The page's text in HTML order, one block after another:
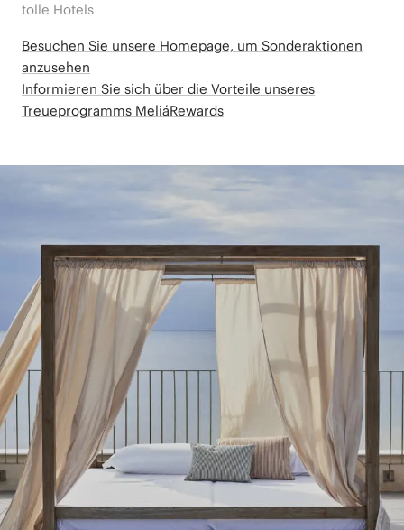
tolle Hotels
Besuchen Sie unsere Homepage, um Sonderaktionen
anzusehen
Informieren Sie sich über die Vorteile unseres
Treueprogramms MeliáRewards